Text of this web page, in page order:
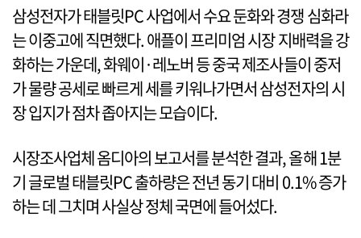
삼성전자가 태블릿PC 사업에서 수요 둔화와 경쟁 심화라
는 이중고에 직면했다. 애플이 프리미엄 시장 지배력을 강
화하는 가운데, 화웨이·레노버 등 중국 제조사들이 중저
가 물량 공세로 빠르게 세를 키워나가면서 삼성전자의 시
장 입지가 점차 좁아지는 모습이다.
시장조사업체 옴디아의 보고서를 분석한 결과, 올해 1분
기 글로벌 태블릿PC 출하량은 전년 동기 대비 0.1% 증가
하는 데 그치며 사실상 정체 국면에 들어섰다.